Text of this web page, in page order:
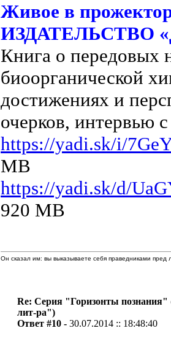
Живое в
ИЗДАТЕЛЬСТВО
Книга о передовых
биоорганической
достижениях и
очерков, интервью
https://yadi.sk/i/
MB
https://yadi.sk/d/
920 MB
Он сказал им: вы выказываете себя праведниками
Re: Серия "Горизонты познания"
лит-ра")
Ответ #10 -30.07.2014 :: 18:48:40